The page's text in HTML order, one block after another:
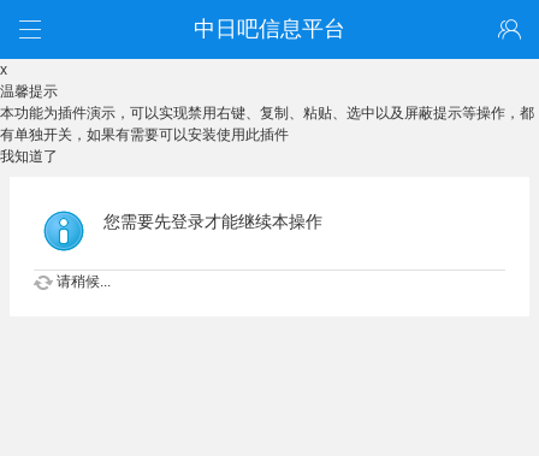
中日吧信息平台
x
温馨提示
本功能为插件演示，可以实现禁用右键、复制、粘贴、选中以及屏蔽提示等操作，都
有单独开关，如果有需要可以安装使用此插件
我知道了
您需要先登录才能继续本操作
请稍候...